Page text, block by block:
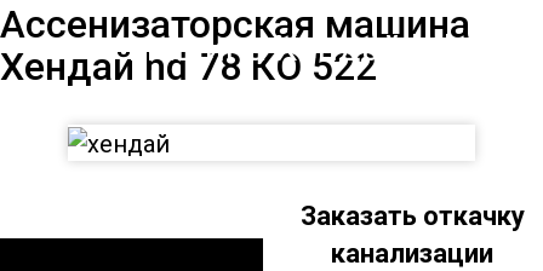
Ассенизаторская машина
Хендай hd 78 КО 522
машина Хендай hd
Заказать откачку
канализации